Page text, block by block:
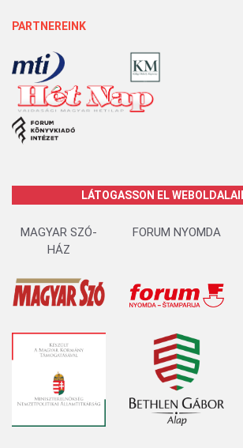
PARTNEREINK
LÁTOGASSON EL
MAGYAR SZÓ-
HÁZ
FORUM NYOMDA